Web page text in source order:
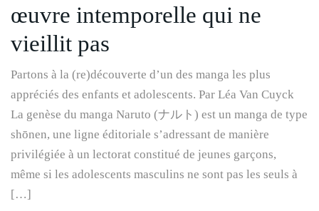
œuvre intemporelle qui ne
vieillit pas
Partons à la (re)découverte d’un des manga les plus
appréciés des enfants et adolescents. Par Léa Van Cuyck
La genèse du manga Naruto (ナルト) est un manga de type
shōnen, une ligne éditoriale s’adressant de manière
privilégiée à un lectorat constitué de jeunes garçons,
même si les adolescents masculins ne sont pas les seuls à
[…]